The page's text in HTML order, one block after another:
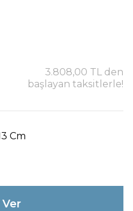
3.808,00 TL den
başlayan taksitlerle!
Cm